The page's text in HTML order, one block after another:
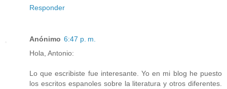
Responder
Anónimo 6:47 p. m.
Hola, Antonio:
Lo que escribiste fue interesante. Yo en mi blog he puesto
los escritos espanoles sobre la literatura y otros diferentes.